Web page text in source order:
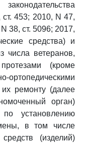
453; 2010, N 47,
38, ст. 5096; 2017,
средства) и
числа ветеранов,
(кроме
ремонту (далее
орган)
по установлению
в том числе
(изделий)